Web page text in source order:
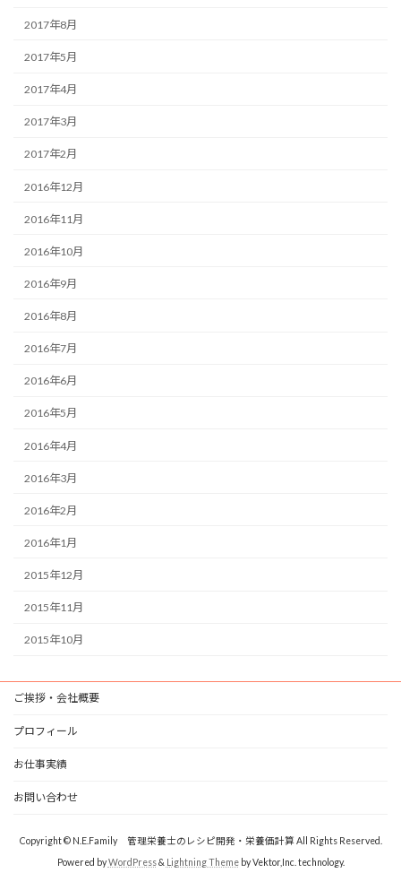
2017年8月
2017年5月
2017年4月
2017年3月
2017年2月
2016年12月
2016年11月
2016年10月
2016年9月
2016年8月
2016年7月
2016年6月
2016年5月
2016年4月
2016年3月
2016年2月
2016年1月
2015年12月
2015年11月
2015年10月
ご挨拶・会社概要
プロフィール
お仕事実績
お問い合わせ
Copyright © N.E.Family 管理栄養士のレシピ開発・栄養価計算 All Rights Reserved.
Powered byWordPress& Lightning Themeby Vektor,Inc. technology.